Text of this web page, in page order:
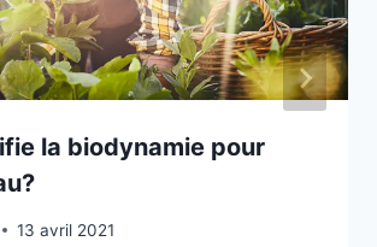
la biodynamie pour
13 avril 2021